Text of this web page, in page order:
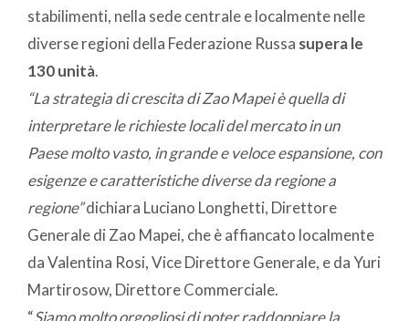
stabilimenti, nella sede centrale e localmente nelle
diverse regioni della Federazione Russa supera le
130 unità.
“La strategia di crescita di Zao Mapei è quella di
interpretare le richieste locali del mercato in un
Paese molto vasto, in grande e veloce espansione, con
esigenze e caratteristiche diverse da regione a
regione”dichiara Luciano Longhetti, Direttore
Generale di Zao Mapei, che è affiancato localmente
da Valentina Rosi, Vice Direttore Generale, e da Yuri
Martirosow, Direttore Commerciale.
“Siamo molto orgogliosi di poter raddoppiare la